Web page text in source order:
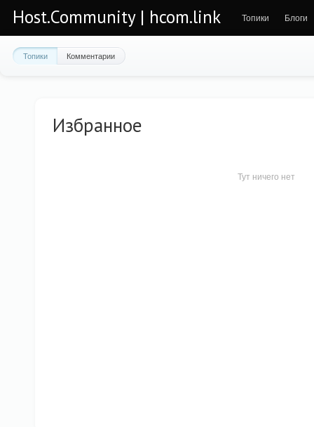
Host.Community | hcom.link Топики Блоги
Топики Комментарии
Избранное
Тут ничего нет